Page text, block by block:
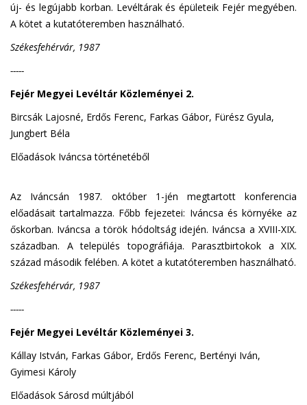
új- és legújabb korban. Levéltárak és épületeik Fejér megyében.
A kötet a kutatóteremben használható.
Székesfehérvár, 1987
-----
Fejér Megyei Levéltár Közleményei 2.
Bircsák Lajosné, Erdős Ferenc, Farkas Gábor, Fürész Gyula,
Jungbert Béla
Előadások Iváncsa történetéből
Az Iváncsán 1987. október 1-jén megtartott konferencia
előadásait tartalmazza. Főbb fejezetei: Iváncsa és környéke az
őskorban. Iváncsa a török hódoltság idején. Iváncsa a XVIII-XIX.
században. A település topográfiája. Parasztbirtokok a XIX.
század második felében. A kötet a kutatóteremben használható.
Székesfehérvár, 1987
-----
Fejér Megyei Levéltár Közleményei 3.
Kállay István, Farkas Gábor, Erdős Ferenc, Bertényi Iván,
Gyimesi Károly
Előadások Sárosd múltjából